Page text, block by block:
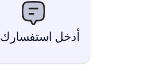
2. أدخل استفسارك